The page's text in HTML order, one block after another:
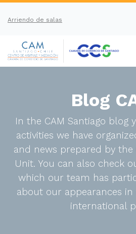
Arriendo de salas
Blog
In the CAM Santiago blog
activities we have
and news prepared by
Unit. You can also check
which our team has
about our appearances
international